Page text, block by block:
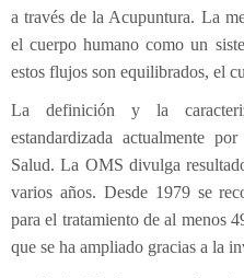
¿Qué tipo de síntomas ha
la atención?
Osteopatía deportiva
Osteopatía odontológica
Osteopatía en las artes y la
Ecografía
EPI - Epte
a través de la Acupuntura. La
el cuerpo humano como un
estos flujos son equilibrados, el
La definición y la
estandardizada actualmente
Salud. La OMS divulga
varios años. Desde 1979 se
para el tratamiento de al menos
que se ha ampliado gracias a la